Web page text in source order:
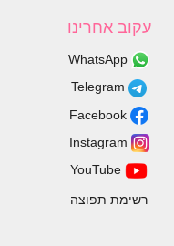
עקוב אחרינו
רשימת תפוצה